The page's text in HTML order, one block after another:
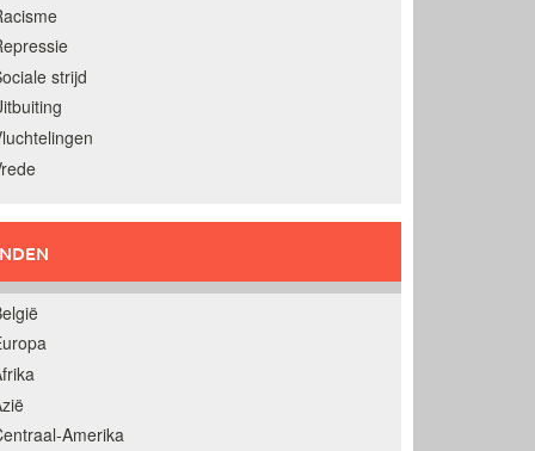
strijd
Amerika